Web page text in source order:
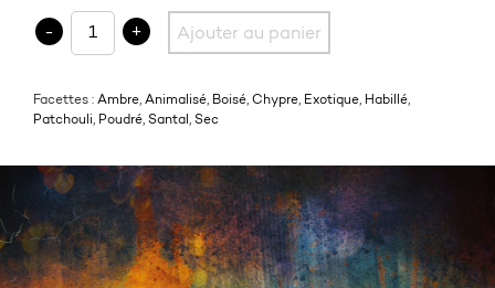
quantité de 08 INTRIGANT PATCHOULI
- + Ajouter au panier
Facettes : Ambre, Animalisé, Boisé, Chypre, Exotique, Habillé,
Patchouli, Poudré, Santal , Sec